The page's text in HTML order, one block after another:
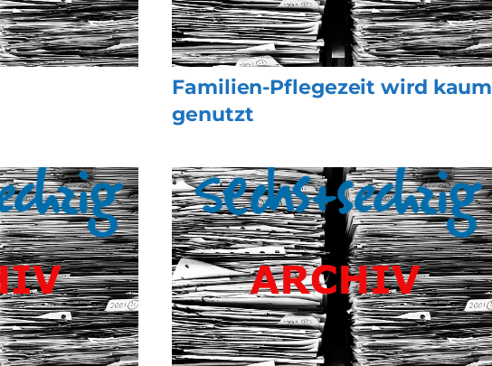
Familien-Pflegezeit wird kaum
genutzt